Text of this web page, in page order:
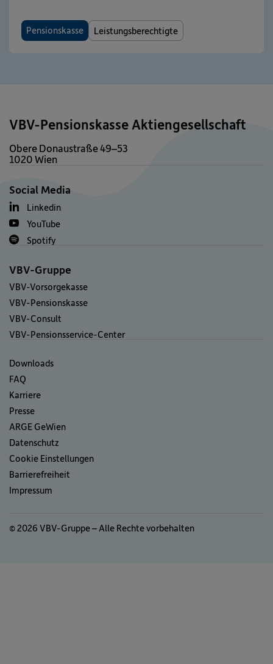
Pensionskasse Leistungsberechtigte
VBV-Pensionskasse Aktiengesellschaft
Obere Donaustraße 49–53
1020 Wien
Social Media
Linkedin
YouTube
Spotify
VBV-Gruppe
VBV-Vorsorgekasse
VBV-Pensionskasse
VBV-Consult
VBV-Pensionsservice-Center
Downloads
FAQ
Karriere
Presse
ARGE GeWien
Datenschutz
Cookie Einstellungen
Barrierefreiheit
Impressum
© 2026 VBV-Gruppe – Alle Rechte vorbehalten